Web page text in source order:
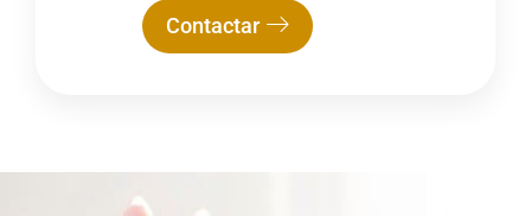
Contactar